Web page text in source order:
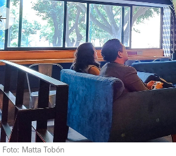
Foto: Matta Tobón